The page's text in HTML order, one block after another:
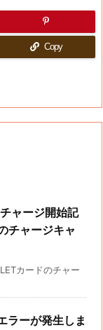
Copy
ャージ開始記
チャージキャ
カードのチャー
ラーが発生しま